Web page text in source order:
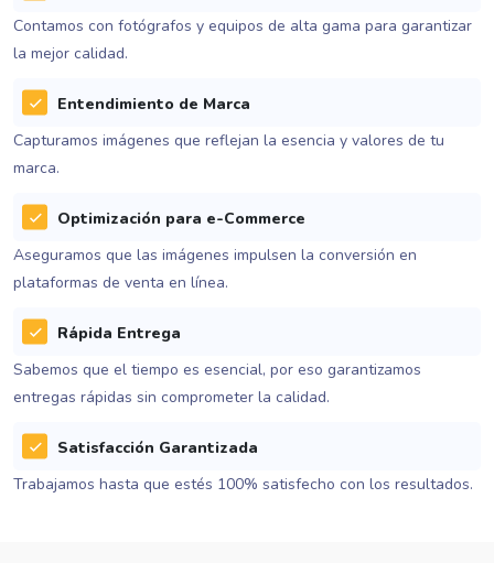
Contamos con fotógrafos y equipos de alta gama para garantizar
la mejor calidad.
Entendimiento de Marca
Capturamos imágenes que reflejan la esencia y valores de tu
marca.
Optimización para e-Commerce
Aseguramos que las imágenes impulsen la conversión en
plataformas de venta en línea.
Rápida Entrega
Sabemos que el tiempo es esencial, por eso garantizamos
entregas rápidas sin comprometer la calidad.
Satisfacción Garantizada
Trabajamos hasta que estés 100% satisfecho con los resultados.